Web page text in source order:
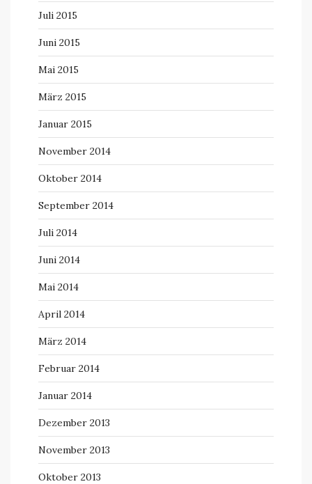
Juli 2015
Juni 2015
Mai 2015
März 2015
Januar 2015
November 2014
Oktober 2014
September 2014
Juli 2014
Juni 2014
Mai 2014
April 2014
März 2014
Februar 2014
Januar 2014
Dezember 2013
November 2013
Oktober 2013